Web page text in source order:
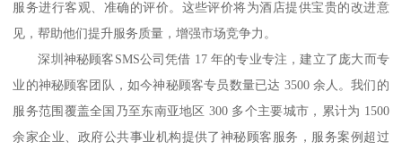
服务进行客观、准确的评价。这些评价将为酒店提供宝贵的改进意
见，帮助他们提升服务质量，增强市场竞争力。
深圳神秘顾客 SMS公司凭借 17年的专业专注，建立了庞大而专
业的神秘顾客团队，如今神秘顾客专员数量已达 3500 余人。我们的
服务范围覆盖全国乃至东南亚地区300 多个主要城市，累计为 1500
余家企业、政府公共事业机构提供了神秘顾客服务，服务案例超过